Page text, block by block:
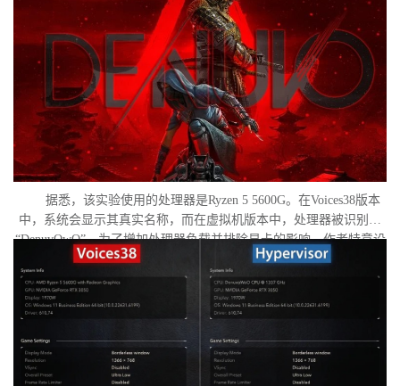
样，导致明显的帧数下降。
据悉，该实验使用的处理器是Ryzen 5 5600G。在Voices38版本
中，系统会显示其真实名称，而在虚拟机版本中，处理器被识别为
“DenuvOwO”。为了增加处理器负载并排除显卡的影响，作者特意设
置了低分辨率，并将所有图形设置调至“极低”模式。两项测试均在相
同条件下进行：内存完整性和基于虚拟化的安全性（VBS）均已关
闭，并且两轮测试之间电脑甚至没有重启。